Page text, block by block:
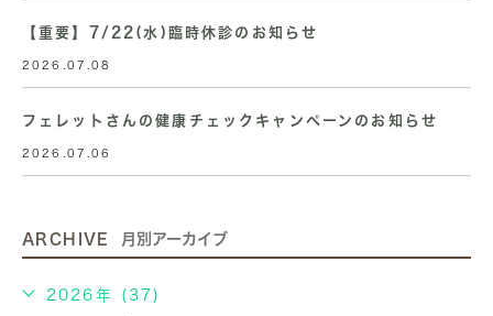
【重要】7/22(水)臨時休診のお知らせ
2026.07.08
フェレットさんの健康チェックキャンペーンのお知らせ
2026.07.06
ARCHIVE 月別アーカイブ
2026年 (37)